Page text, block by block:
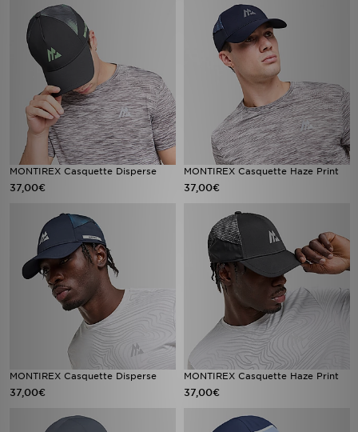
MONTIREX Casquette Disperse
37,00€
MONTIREX Casquette Haze Print
37,00€
MONTIREX Casquette Disperse
37,00€
MONTIREX Casquette Haze Print
37,00€